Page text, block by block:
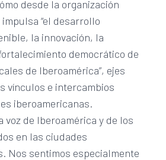
desde la organización
“el desarrollo
la innovación, la
democrático de
de Iberoamérica”, ejes
vínculos e intercambios
iberoamericanas.
voz de Iberoamérica y de los
en las ciudades
Nos sentimos especialmente